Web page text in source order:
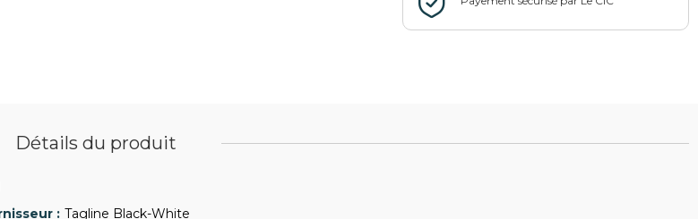
Détails du produit
Tagline Black-White